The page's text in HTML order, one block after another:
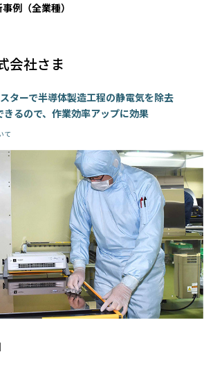
例（全業種）
会社さま
ターで半導体製造工程の静電気を除去
きるので、作業効率アップに効果
て